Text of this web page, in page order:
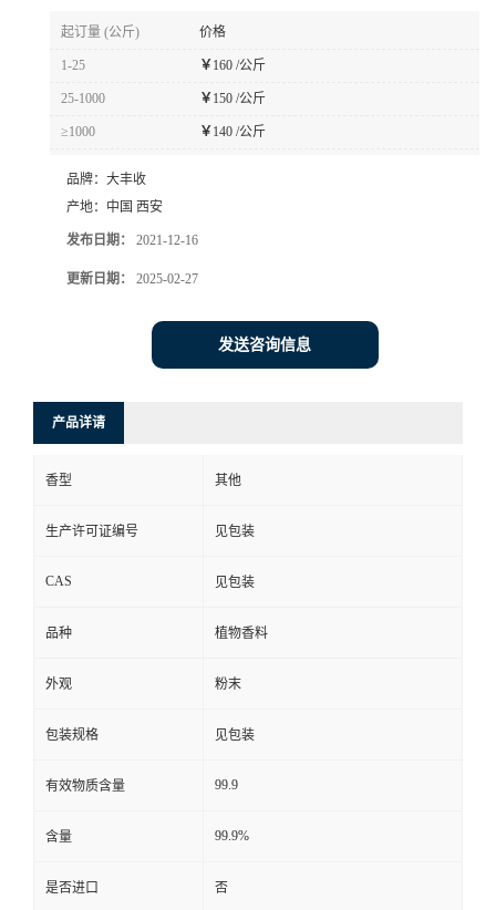
起订量 (公斤) 价格
1-25 ￥160 /公斤
25-1000 ￥150 /公斤
≥1000 ￥140 /公斤
品牌： 大丰收
产地： 中国 西安
发布日期： 2021-12-16
更新日期： 2025-02-27
发送咨询信息
产品详请
香型 其他
生产许可证编号 见包装
CAS 见包装
品种 植物香料
外观 粉末
包装规格 见包装
有效物质含量 99.9
含量 99.9%
是否进口 否